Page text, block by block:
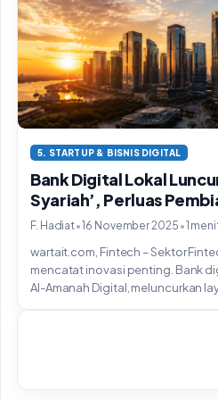
5. STARTUP & BISNIS DIGITAL
Bank Digital Lokal
Syariah’, Perluas
F. Hadiat•16 November 2025 •1
wartait.com, Fintech – Sektor
mencatat inovasi penting. Bank
Al-Amanah Digital, meluncurkan